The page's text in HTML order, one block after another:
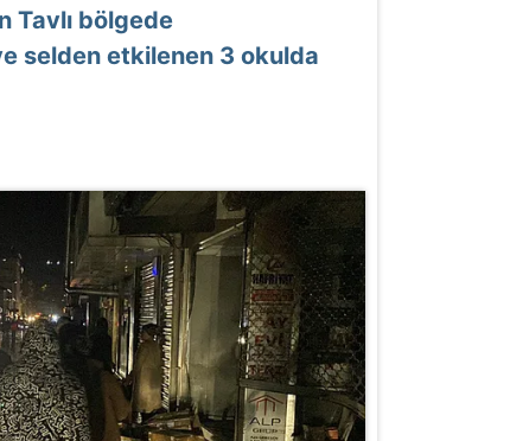
Tavlı bölgede
selden etkilenen 3 okulda